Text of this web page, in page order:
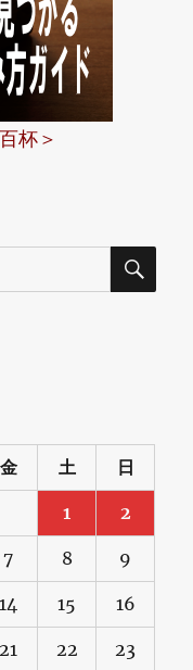
杯＞
検
金 土 日
1 2
7 8 9
14 15 16
21 22 23